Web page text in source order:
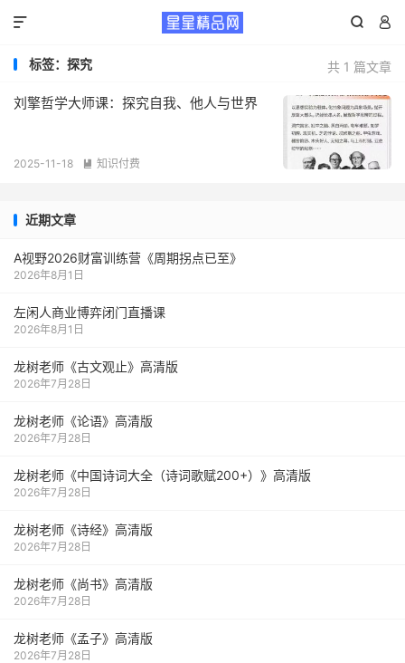
 

共 1 篇文章
标签：探究
刘擎哲学大师课：探究自我、他人与世界
2025-11-18  知识付费
近期文章
A视野2026财富训练营《周期拐点已至》
2026年8月1日
左闲人商业博弈闭门直播课
2026年8月1日
龙树老师《古文观止》高清版
2026年7月28日
龙树老师《论语》高清版
2026年7月28日
龙树老师《中国诗词大全（诗词歌赋200+）》高清版
2026年7月28日
龙树老师《诗经》高清版
2026年7月28日
龙树老师《尚书》高清版
2026年7月28日
龙树老师《孟子》高清版
2026年7月28日